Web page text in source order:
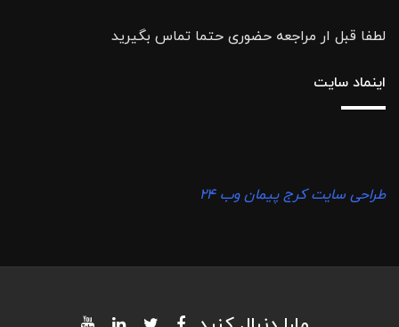
لطفا قبل ار مراجعه حضوری حتما تماس بگیرید
اینماد سایت
طراحی سایت کرج پیمان وب ۲۴